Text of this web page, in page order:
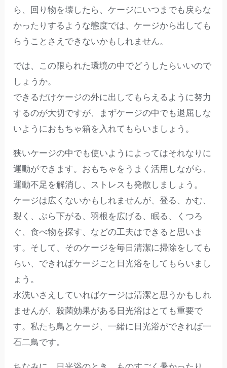
ら、回り物を壊したら、ケージにいつまでも戻らな
かったりするような態度では、ケージから出しても
らうことさえできないかもしれません。
では、この限られた環境の中でどうしたらいいので
しょうか。
できるだけケージの外に出してもらえるように努力
するのが大切ですが、まずケージの中でも退屈しな
いようにおもちゃ箱を入れてもらいましょう。
狭いケージの中でも使いようによってはそれなりに
運動ができます。おもちゃをうまく活用しながら、
運動不足を解消し、ストレスも発散しましょう。
ケージは広くないかもしれませんが、登る、かむ、
裂く、ぶら下がる、羽根を広げる、眠る、くつろ
ぐ、食べ物を探す、などの工夫はできると思いま
す。そして、そのケージを毎日清潔に掃除をしても
らい、できればケージごと日光浴をしてもらいまし
ょう。
水洗いさえしていればケージは清潔と思うかもしれ
ませんが、殺菌効果がある日光浴はとても重要で
す。私たち鳥とケージ、一緒に日光浴ができれば一
石二鳥です。